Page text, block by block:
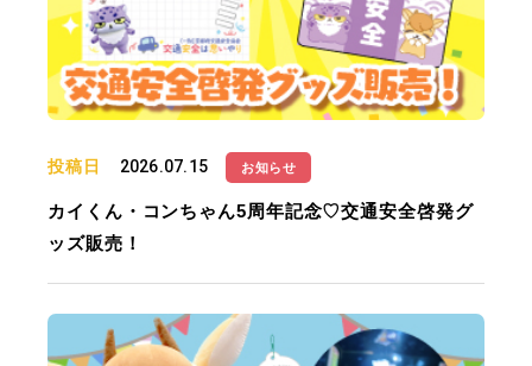
投稿日 2026.07.15 お知らせ
カイくん・コンちゃん5周年記念♡交通安全啓発グ
ッズ販売！